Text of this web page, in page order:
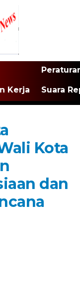
Kerja Suara
Kota
dan